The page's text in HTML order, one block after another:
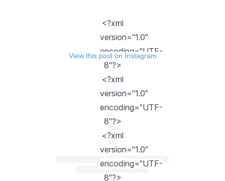
<?xml
version="1.0"
encoding="UTF-
8"?>
<?xml
version="1.0"
encoding="UTF-
8"?>
<?xml
version="1.0"
encoding="UTF-
8"?>
View this post on Instagram